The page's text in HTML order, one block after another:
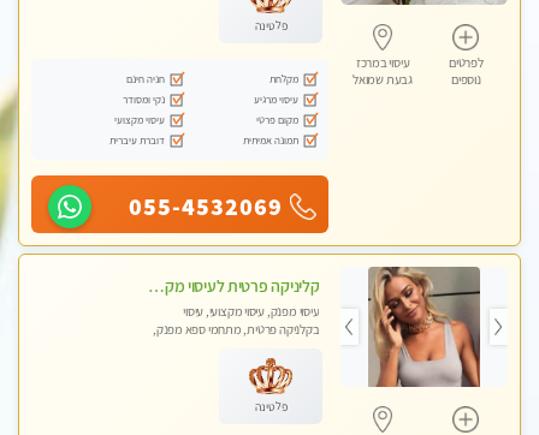
לפרטים
נוספים
עיסוי במרכז
גבעת שמואל
פלטינה
מקלחת
חניה חינם
עיסוי מרגיע
נקי ומסודר
מקום פרטי
עיסוי מקצועי
תמונה אמיתית
דוברת עיברית
055-4532069
קליניקה פרטית לעיסוי מקצועי ואלטרנטיבי ברמה גבוהה VIP תתקשר ..... highly recommended..new in the city
עיסוי מפנק, עיסוי מקצועי, עיסוי
בקלניקה פרטית, מתחמי ספא מפנק,
טנטרה, עיסוי מגבר לגבר, עיסוי מגבר
לאישה
פלטינה